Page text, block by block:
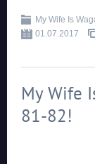
My Wife Is
01.07.2017
My Wife
81-82!